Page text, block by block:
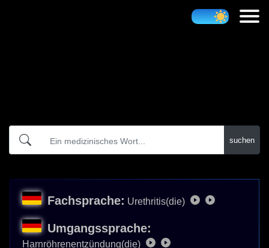
suchen
Fachsprache: Urethritis(die)
Umgangssprache:
Harnröhrenentzündung(die)